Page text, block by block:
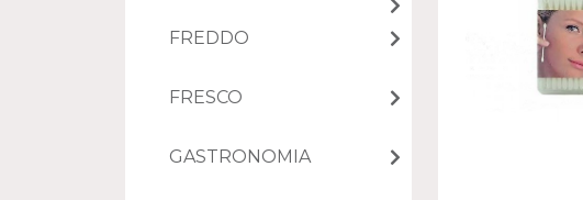
FREDDO
FRESCO
GASTRONOMIA